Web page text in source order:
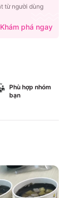
Phù hợp nhóm
bạn
từ người dùng
Khám phá ngay